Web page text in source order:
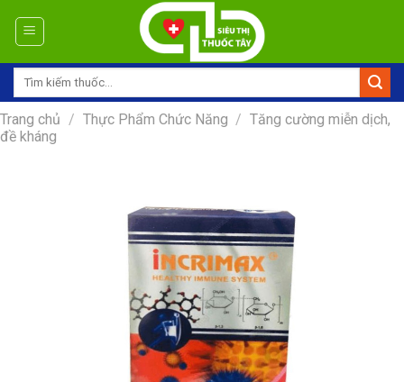
Tìm
Trang chủ / Thực Phẩm Chức Năng / Tăng cường miễn dịch,
đề kháng